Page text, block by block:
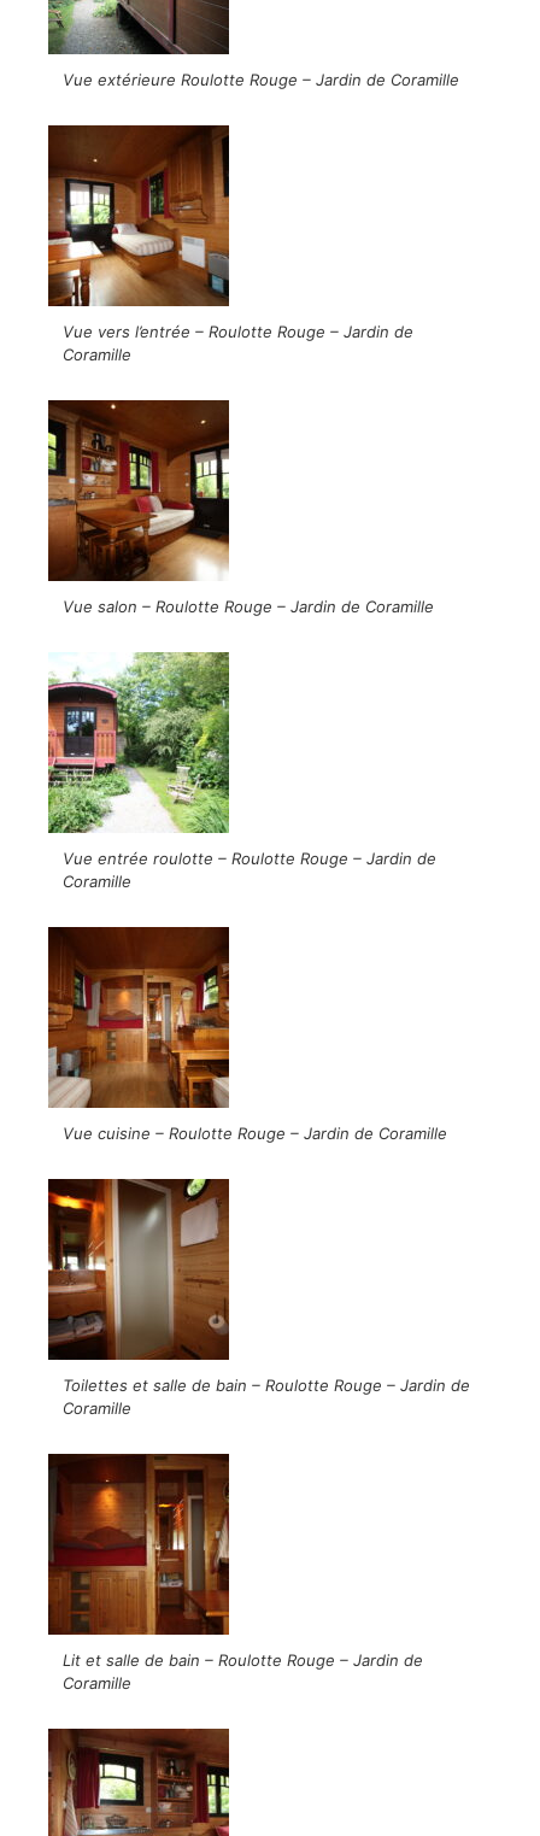
Vue extérieure Roulotte Rouge – Jardin de Coramille
Vue vers l’entrée – Roulotte Rouge – Jardin de
Coramille
Vue salon – Roulotte Rouge – Jardin de Coramille
Vue entrée roulotte – Roulotte Rouge – Jardin de
Coramille
Vue cuisine – Roulotte Rouge – Jardin de Coramille
Toilettes et salle de bain – Roulotte Rouge – Jardin de
Coramille
Lit et salle de bain – Roulotte Rouge – Jardin de
Coramille